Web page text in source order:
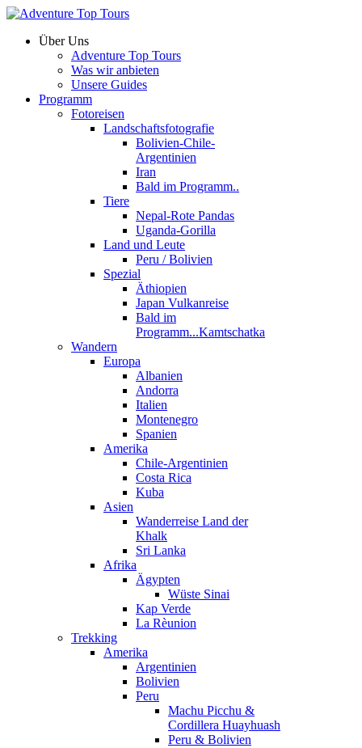
Über Uns
Adventure Top Tours
Was wir anbieten
Unsere Guides
Programm
Fotoreisen
Landschaftsfotografie
Bolivien-Chile-
Argentinien
Iran
Bald im Programm..
Tiere
Nepal-Rote Pandas
Uganda-Gorilla
Land und Leute
Peru / Bolivien
Spezial
Äthiopien
Japan Vulkanreise
Bald im
Programm...Kamtschatka
Wandern
Europa
Albanien
Andorra
Italien
Montenegro
Spanien
Amerika
Chile-Argentinien
Costa Rica
Kuba
Asien
Wanderreise Land der
Khalk
Sri Lanka
Afrika
Ägypten
Wüste Sinai
Kap Verde
La Rèunion
Trekking
Amerika
Argentinien
Bolivien
Peru
Machu Picchu &
Cordillera Huayhuash
Peru & Bolivien